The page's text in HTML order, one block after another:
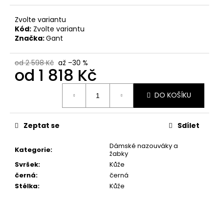
Zvolte variantu
Kód: Zvolte variantu
Značka:Gant
od 2 598 Kč až –30 %
od 1 818 Kč
DO KOŠÍKU
Kategorie:
Dámské nazouváky a
žabky
Svršek:
Kůže
černá:
černá
Stélka: Kůže
Zeptat se Sdílet
D
o
p
o
r
u
č
u
m
e
CHLAPECKÉ
SANDÁLY
PRIMIGI
7893300